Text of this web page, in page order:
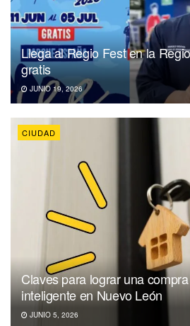
Llega al Regio Fest en la
gratis
JUNIO 19, 2026
CIUDAD
Claves para lograr una
inteligente en Nuevo León
JUNIO 5, 2026